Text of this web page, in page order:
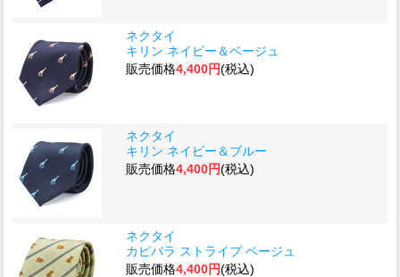
ネクタイ
キリン ネイビー＆ベージュ
販売価格4,400円(税込)
ネクタイ
キリン ネイビー＆ブルー
販売価格4,400円(税込)
ネクタイ
カピバラ ストライプ ベージュ
販売価格4,400円(税込)